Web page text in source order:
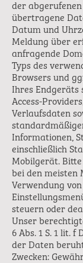
der
übertragene
Datum und
Meldung über
anfragende
Typs des
Browsers und
Ihres Endgeräts
Access-
Verlaufsdaten
Informationen,
einschließlich
Mobilgerät. Bitte
bei den meisten
Verwendung
steuern oder
Unser
6 Abs. 1 S. 1 lit. f
der Daten
Zwecken: